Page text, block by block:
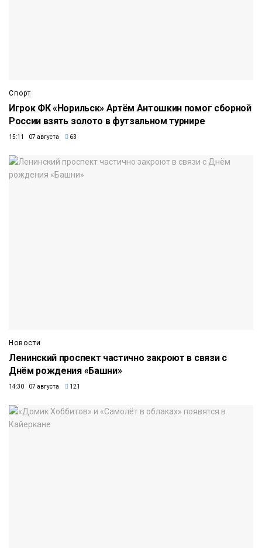
Спорт
Игрок ФК «Норильск» Артём Антошкин помог сборной
России взять золото в футзальном турнире
15:11 07 августа 63
Новости
Ленинский проспект частично закроют в связи с
Днём рождения «Башни»
14:30 07 августа 121